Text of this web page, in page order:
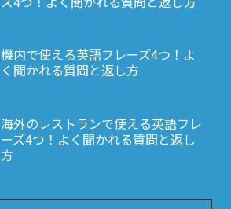
機内で使える英語フレーズ4つ！よ
く聞かれる質問と返し方
海外のレストランで使える英語フレ
ーズ4つ！よく聞かれる質問と返し
方